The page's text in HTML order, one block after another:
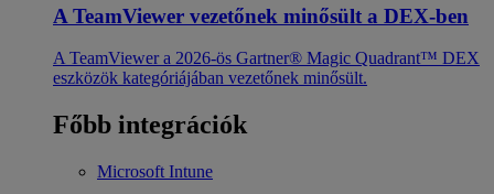
A TeamViewer vezetőnek minősült a DEX-ben
A TeamViewer a 2026-ös Gartner® Magic Quadrant™ DEX
eszközök kategóriájában vezetőnek minősült.
Főbb integrációk
Microsoft Intune